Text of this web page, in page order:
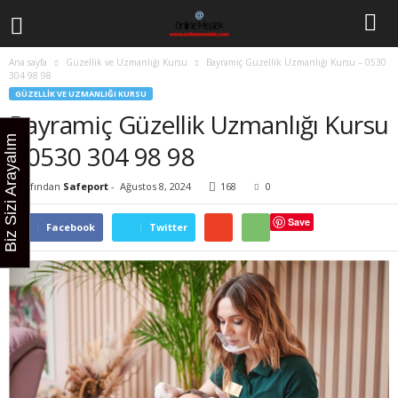
Ana sayfa Güzellik ve Uzmanlığı Kursu
Bayramiç Güzellik Uzmanlığı Kursu – 0530
304 98 98
GÜZELLIK VE UZMANLIĞI KURSU
Bayramiç Güzellik Uzmanlığı Kursu
– 0530 304 98 98
Tarafından Safeport - Ağustos 8, 2024 168 0
Facebook Twitter Save
Biz Sizi Arayalım